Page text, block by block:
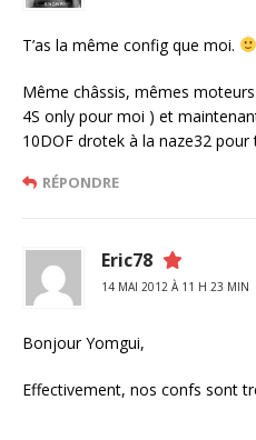
T’as la même config que moi.
Même châssis, mêmes
4S only pour moi ) et
10DOF drotek à la naze32
RÉPONDRE
Eric78
14 MAI 2012 À 11 H 23 MIN
Bonjour Yomgui,
Effectivement, nos confs sont